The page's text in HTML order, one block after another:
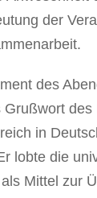
der
des
des
in
lobte die
Mittel zur